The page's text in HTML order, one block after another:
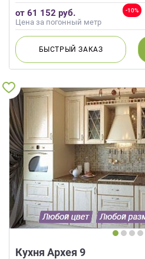
-10%
от 61 152 руб.
Цена за погонный метр
БЫСТРЫЙЗАКАЗ
Кухня Архея 9